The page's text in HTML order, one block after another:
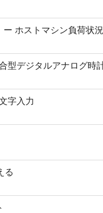
ー ホストマシン負荷状
型デジタルアナログ時
字入力
る